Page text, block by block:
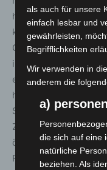
haben auch in
körpernah
Gegenständen
immer
erforderlich sind, um
holen und jeglicher
Straftaten bereits
Ziel ist und bleibt,
öffentlichen Raum zu
Reisenden ein gutes
als auch für unsere
einfach lesbar und
gewährleisten,
Begrifflichkeiten
Wir verwenden in
anderem die
a)
die sich auf eine
natürliche
beziehen. Als